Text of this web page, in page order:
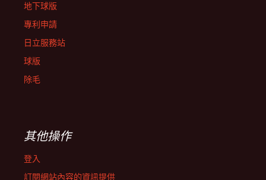
地下球版
專利申請
日立服務站
球版
除毛
其他操作
登入
訂閱網站內容的資訊提供